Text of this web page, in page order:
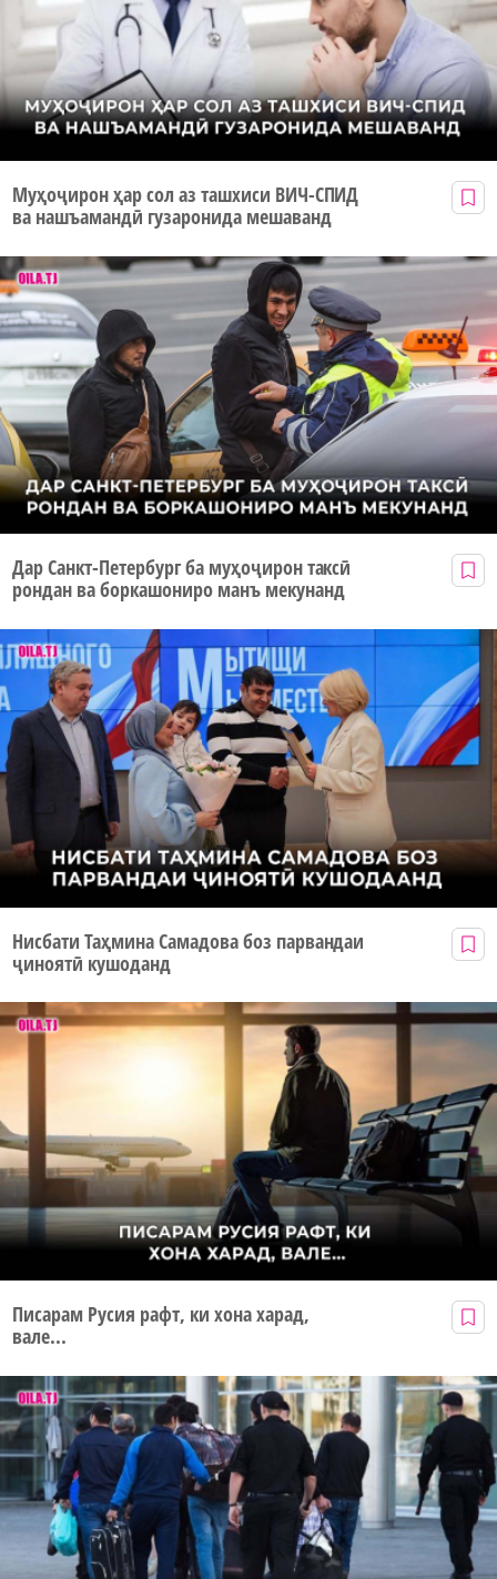
Муҳоҷирон ҳар сол аз ташхиси ВИЧ-СПИД
ва нашъамандӣ гузаронида мешаванд
Дар Санкт-Петербург ба муҳоҷирон таксӣ
рондан ва боркашониро манъ мекунанд
Нисбати Таҳмина Самадова боз парвандаи
ҷиноятӣ кушоданд
Писарам Русия рафт, ки хона харад,
вале...